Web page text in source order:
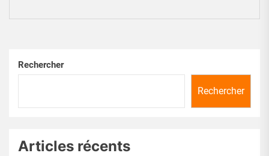
Rechercher
Rechercher
Articles récents